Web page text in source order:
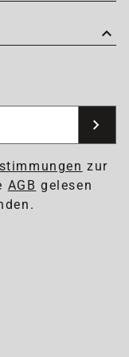
zur
AGB gelesen